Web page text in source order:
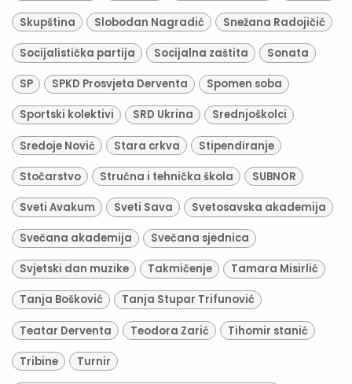
Skupština Slobodan Nagradić Snežana Radojičić
Socijalistička partija Socijalna zaštita Sonata
SP SPKD Prosvjeta Derventa Spomen soba
Sportski kolektivi SRD Ukrina Srednjoškolci
Sredoje Nović Stara crkva Stipendiranje
Stočarstvo Stručna i tehnička škola SUBNOR
Sveti Avakum Sveti Sava Svetosavska akademija
Svečana akademija Svečana sjednica
Svjetski dan muzike Takmičenje Tamara Misirlić
Tanja Bošković Tanja Stupar Trifunović
Teatar Derventa Teodora Zarić Tihomir stanić
Tribine Turnir